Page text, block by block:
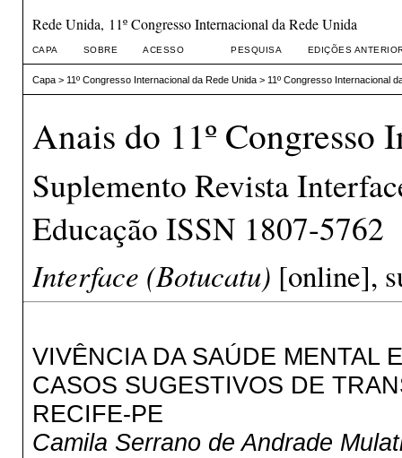
Rede Unida, 11º Congresso Internacional da Rede Unida
CAPA SOBRE ACESSO PESQUISA EDIÇÕES
Capa> 11º Congresso Internacional da Rede Unida> 11º Congresso Internacional
Anais do 11º Congresso
Suplemento Revista
Educação ISSN 1807-5762
Interface (Botucatu) [online],
VIVÊNCIA DA SAÚDE MENTAL
CASOS SUGESTIVOS DE
RECIFE-PE
Camila Serrano de Andrade